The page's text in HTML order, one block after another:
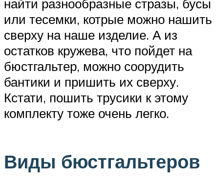
найти разнообразные стразы, бусы
или тесемки, котрые можно нашить
сверху на наше изделие. А из
остатков кружева, что пойдет на
бюстгальтер, можно соорудить
бантики и пришить их сверху.
Кстати, пошить трусики к этому
комплекту тоже очень легко.
Виды бюстгальтеров